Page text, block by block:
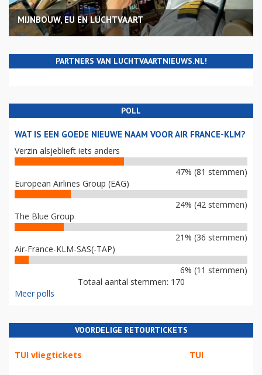
MIJNBOUW, EU EN LUCHTVAART
PARTNERS VAN LUCHTVAARTNIEUWS.NL!
POLL
WAT IS EEN GOEDE NIEUWE NAAM VOOR AIR FRANCE-KLM?
Verzin alsjeblieft iets anders
47% (81 stemmen)
European Airlines Group (EAG)
24% (42 stemmen)
The Blue Group
21% (36 stemmen)
Air-France-KLM-SAS(-TAP)
6% (11 stemmen)
Totaal aantal stemmen: 170
Meer polls
VOORDELIGE RETOURTICKETS
TUI vliegtickets TUI